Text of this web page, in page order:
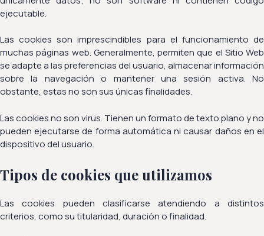
ejecutable.
Las cookies son imprescindibles para el funcionamiento de
muchas páginas web. Generalmente, permiten que el Sitio Web
se adapte a las preferencias del usuario, almacenar información
sobre la navegación o mantener una sesión activa. No
obstante, estas no son sus únicas finalidades.
Las cookies no son virus. Tienen un formato de texto plano y no
pueden ejecutarse de forma automática ni causar daños en el
dispositivo del usuario.
Tipos de cookies que utilizamos
Las cookies pueden clasificarse atendiendo a distintos
criterios, como su titularidad, duración o finalidad.